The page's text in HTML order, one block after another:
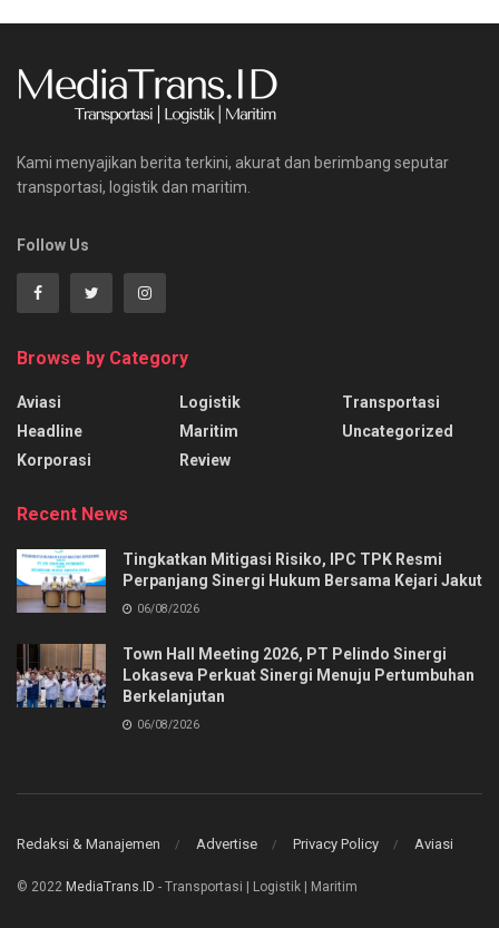
Kami menyajikan berita terkini, akurat dan berimbang seputar
transportasi, logistik dan maritim.
Follow Us
Browse by Category
Aviasi
Headline
Korporasi
Logistik
Maritim
Review
Transportasi
Uncategorized
Recent News
Tingkatkan Mitigasi Risiko, IPC TPK Resmi
Perpanjang Sinergi Hukum Bersama Kejari Jakut
06/08/2026
Town Hall Meeting 2026, PT Pelindo Sinergi
Lokaseva Perkuat Sinergi Menuju Pertumbuhan
Berkelanjutan
06/08/2026
Redaksi & Manajemen Advertise Privacy Policy Aviasi
© 2022 MediaTrans.ID - Transportasi | Logistik | Maritim